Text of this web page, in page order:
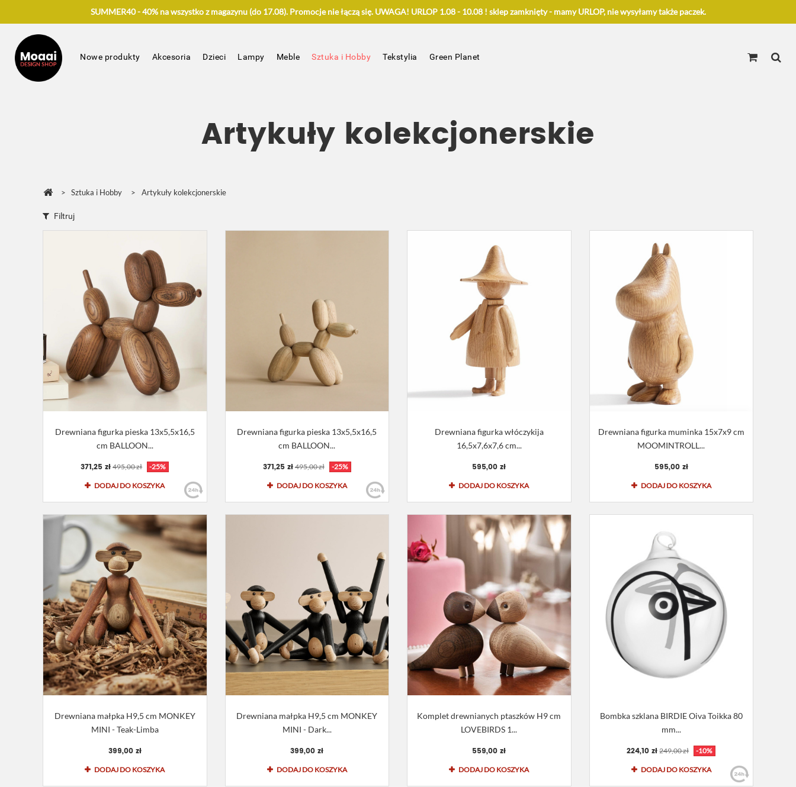
SUMMER40 - 40% na wszystko z magazynu (do 17.08). Promocje nie łączą się. UWAGA! URLOP 1.08 - 10.08 ! sklep zamknięty - mamy URLOP, nie wysyłamy także paczek.
Nowe produkty Akcesoria Dzieci Lampy Meble Sztuka i Hobby Tekstylia Green Planet
Artykuły kolekcjonerskie
> Sztuka i Hobby > Artykuły kolekcjonerskie
Filtruj
Drewniana figurka pieska 13x5,5x16,5
cm BALLOON...
371,25 zł 495,00 zł -25%
DODAJ DO KOSZYKA
Drewniana figurka pieska 13x5,5x16,5
cm BALLOON...
371,25 zł 495,00 zł -25%
DODAJ DO KOSZYKA
Drewniana figurka włóczykija
16,5x7,6x7,6 cm...
595,00 zł
DODAJ DO KOSZYKA
Drewniana figurka muminka 15x7x9 cm
MOOMINTROLL...
595,00 zł
DODAJ DO KOSZYKA
Drewniana małpka H9,5 cm MONKEY
MINI - Teak-Limba
399,00 zł
DODAJ DO KOSZYKA
Drewniana małpka H9,5 cm MONKEY
MINI - Dark...
399,00 zł
DODAJ DO KOSZYKA
Komplet drewnianych ptaszków H9 cm
LOVEBIRDS 1...
559,00 zł
DODAJ DO KOSZYKA
Bombka szklana BIRDIE Oiva Toikka 80
mm...
224,10 zł 249,00 zł -10%
DODAJ DO KOSZYKA